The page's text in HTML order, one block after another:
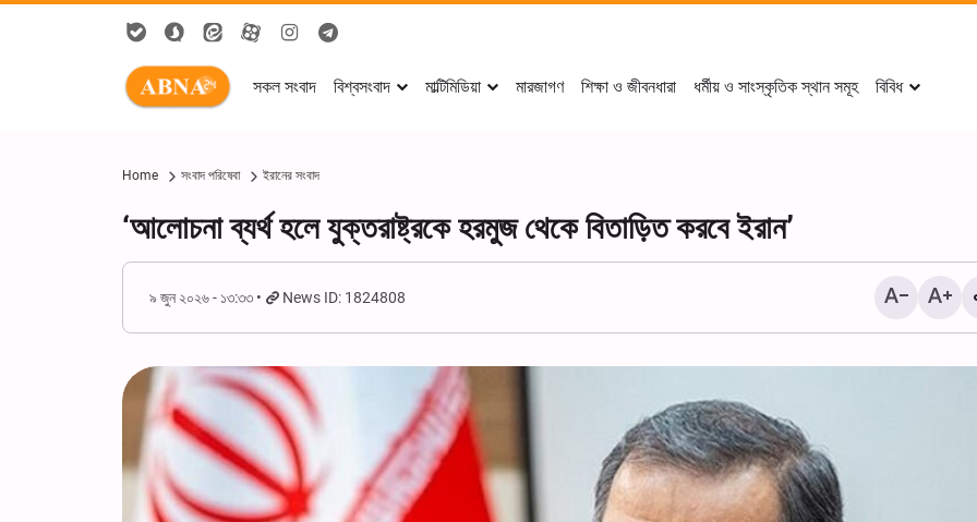
সকল সংবাদ বিশ্বসংবাদ মাল্টিমিডিয়া মারজাগণ শিক্ষা ও জীবনধারা ধর্মীয় ও সাংস্কৃতিক স্থান সমূহ বিবিধ
Home সংবাদ পরিষেবা ইরানের সংবাদ
‘আলোচনা ব্যর্থ হলে যুক্তরাষ্ট্রকে হরমুজ থেকে বিতাড়িত করবে ইরান’
৯ জুন ২০২৬ - ১৩:৩৩ News ID: 1824808
যশোরে ঐতিহাসিক মুড়লী ইমাম বাড়ী
দখলমুক্ত করার দাবিতে